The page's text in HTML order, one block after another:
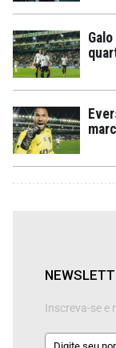
Inscreva-se e